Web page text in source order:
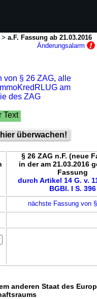
>a.F. Fassung ab 21.03.2016
Änderungsalarm
von § 26 ZAG,alle
am
des ZAG
Text
überwachen!
§ 26 ZAG n.F. (neue
in der am 21.03.2016
Fassung
durch Artikel 14 G. v.
BGBl. I S. 396
nächste Fassung von
anderen Staat des